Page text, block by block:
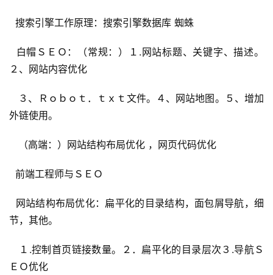
搜索引擎工作原理：搜索引擎数据库 蜘蛛
白帽ＳＥＯ：（常规：）１.网站标题、关键字、描述。
２、网站内容优化
３、Ｒｏｂｏｔ．ｔｘｔ文件。４、网站地图。５、增加
外链使用。
（高端：）网站结构布局优化 ，网页代码优化
前端工程师与ＳＥＯ
网站结构布局优化：扁平化的目录结构，面包屑导航，细
节，其他。
１.控制首页链接数量。２．扁平化的目录层次３.导航Ｓ
ＥＯ优化